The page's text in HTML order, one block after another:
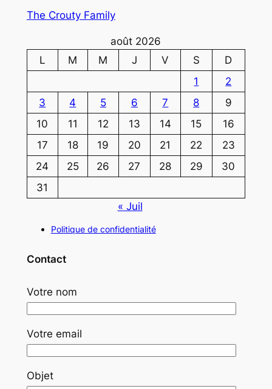
The Crouty Family
août 2026
L
M M J V S
D
1
2
3
4 5 6 7 8
9
10
11 12 13 14 15
16
17
18 19 20 21 22
23
24
25 26 27 28 29
30
31
« Juil
Politique de confidentialité
Contact
Votre nom
Votre email
Objet